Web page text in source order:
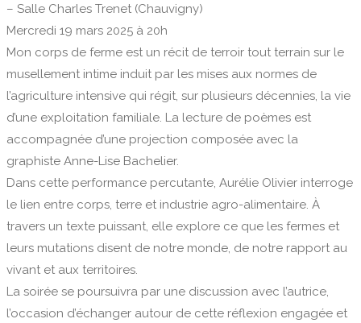
– Salle Charles Trenet (Chauvigny)
Mercredi 19 mars 2025 à 20h
Mon corps de ferme est un récit de terroir tout terrain sur le
musellement intime induit par les mises aux normes de
l’agriculture intensive qui régit, sur plusieurs décennies, la vie
d’une exploitation familiale. La lecture de poèmes est
accompagnée d’une projection composée avec la
graphiste Anne-Lise Bachelier.
Dans cette performance percutante, Aurélie Olivier interroge
le lien entre corps, terre et industrie agro-alimentaire. À
travers un texte puissant, elle explore ce que les fermes et
leurs mutations disent de notre monde, de notre rapport au
vivant et aux territoires.
La soirée se poursuivra par une discussion avec l’autrice,
l’occasion d’échanger autour de cette réflexion engagée et